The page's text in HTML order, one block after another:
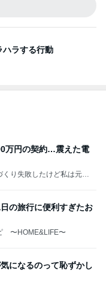
ハラする行動
万円の契約…震えた電
り失敗したけど私は元気
の旅行に便利すぎたお
〜HOME&LIFE〜
になるのって恥ずかし